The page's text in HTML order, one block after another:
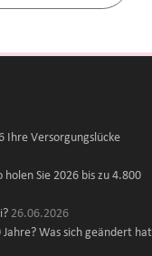
Ihre Versorgungslücke
Sie 2026 bis zu 4.800
26.06.2026
Was sich geändert hat